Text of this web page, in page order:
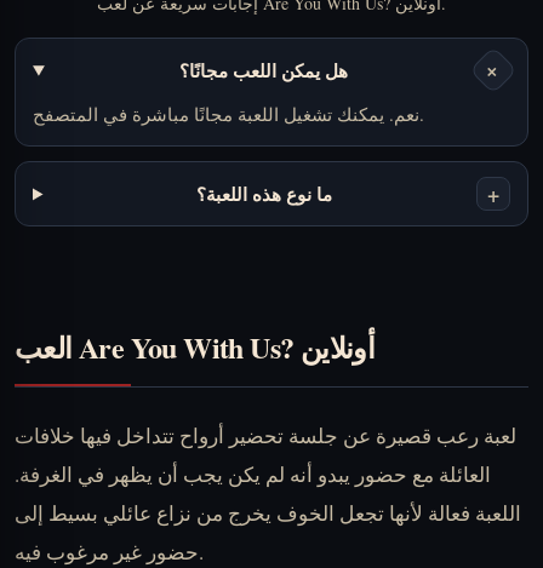
هل يمكن اللعب مجانًا؟ +
نعم. يمكنك تشغيل اللعبة مجانًا مباشرة في المتصفح.
ما نوع هذه اللعبة؟ +
العب Are You With Us? أونلاين
لعبة رعب قصيرة عن جلسة تحضير أرواح تتداخل فيها خلافات
العائلة مع حضور يبدو أنه لم يكن يجب أن يظهر في الغرفة.
اللعبة فعالة لأنها تجعل الخوف يخرج من نزاع عائلي بسيط إلى
حضور غير مرغوب فيه.